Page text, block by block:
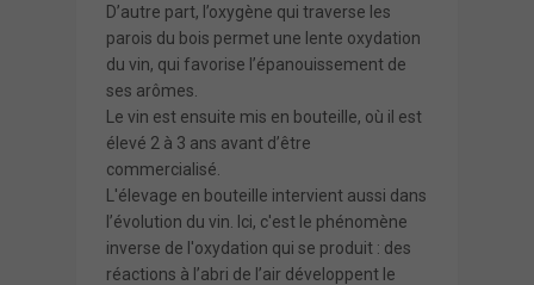
D’autre part, l’oxygène qui traverse les
parois du bois permet une lente oxydation
du vin, qui favorise l’épanouissement de
ses arômes.
Le vin est ensuite mis en bouteille, où il est
élevé 2 à 3 ans avant d’être
commercialisé.
L'élevage en bouteille intervient aussi dans
l’évolution du vin. Ici, c'est le phénomène
inverse de l'oxydation qui se produit : des
réactions à l’abri de l’air développent le